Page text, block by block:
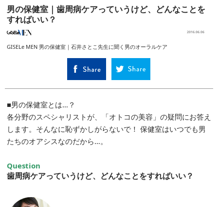
男の保健室｜歯周病ケアっていうけど、どんなことを
すればいい？
2016.06.06
GISELe MEN 男の保健室｜石井さとこ先生に聞く男のオーラルケア
■男の保健室とは…？
各分野のスペシャリストが、「オトコの美容」の疑問にお答え
します。そんなに恥ずかしがらないで！ 保健室はいつでも男
たちのオアシスなのだから…。
Question
歯周病ケアっていうけど、どんなことをすればいい？